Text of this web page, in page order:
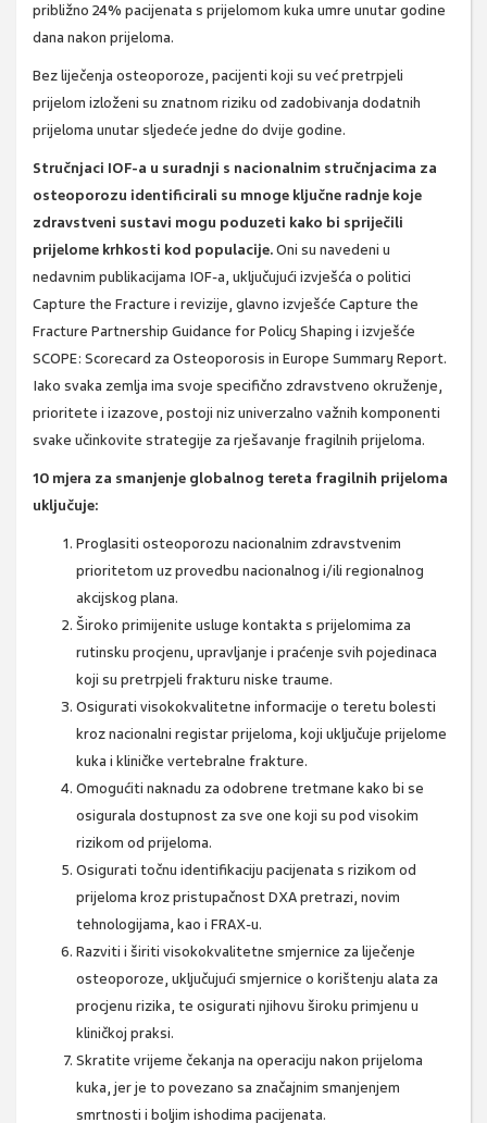
približno 24% pacijenata s prijelomom kuka umre unutar godine
dana nakon prijeloma.
Bez liječenja osteoporoze, pacijenti koji su već pretrpjeli
prijelom izloženi su znatnom riziku od zadobivanja dodatnih
prijeloma unutar sljedeće jedne do dvije godine.
Stručnjaci IOF-a u suradnji s nacionalnim stručnjacima za
osteoporozu identificirali su mnoge ključne radnje koje
zdravstveni sustavi mogu poduzeti kako bi spriječili
prijelome krhkosti kod populacije.Oni su navedeni u
nedavnim publikacijama IOF-a, uključujući izvješća o politici
Capture the Fracture i revizije, glavno izvješće Capture the
Fracture Partnership Guidance for Policy Shaping i izvješće
SCOPE: Scorecard za Osteoporosis in Europe Summary Report.
Iako svaka zemlja ima svoje specifično zdravstveno okruženje,
prioritete i izazove, postoji niz univerzalno važnih komponenti
svake učinkovite strategije za rješavanje fragilnih prijeloma.
10 mjera za smanjenje globalnog tereta fragilnih prijeloma
uključuje:
Proglasiti osteoporozu nacionalnim zdravstvenim
prioritetom uz provedbu nacionalnog i/ili regionalnog
akcijskog plana.
Široko primijenite usluge kontakta s prijelomima za
rutinsku procjenu, upravljanje i praćenje svih pojedinaca
koji su pretrpjeli frakturu niske traume.
Osigurati visokokvalitetne informacije o teretu bolesti
kroz nacionalni registar prijeloma, koji uključuje prijelome
kuka i kliničke vertebralne frakture.
Omogućiti naknadu za odobrene tretmane kako bi se
osigurala dostupnost za sve one koji su pod visokim
rizikom od prijeloma.
Osigurati točnu identifikaciju pacijenata s rizikom od
prijeloma kroz pristupačnost DXA pretrazi, novim
tehnologijama, kao i FRAX-u.
Razviti i širiti visokokvalitetne smjernice za liječenje
osteoporoze, uključujući smjernice o korištenju alata za
procjenu rizika, te osigurati njihovu široku primjenu u
kliničkoj praksi.
Skratite vrijeme čekanja na operaciju nakon prijeloma
kuka, jer je to povezano sa značajnim smanjenjem
smrtnosti i boljim ishodima pacijenata.